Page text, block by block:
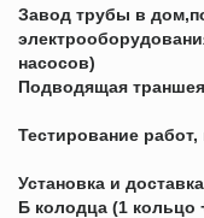
Завод трубы в
насосов)
Подводящая
Тестирование работ,
Установка и
Б колодца (1 кольцо